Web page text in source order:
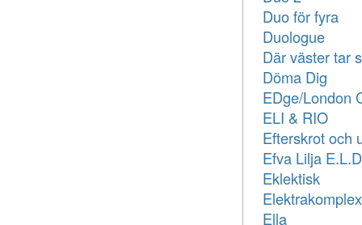
Duo för fyra
Duologue
Där väster tar
Döma Dig
EDge/London
ELI & RIO
Efterskrot och
Efva Lilja
Eklektisk
Ella